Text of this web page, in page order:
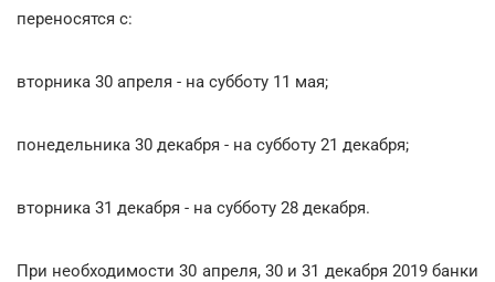
переносятся с:
вторника 30 апреля - на субботу 11 мая;
понедельника 30 декабря - на субботу 21 декабря;
вторника 31 декабря - на субботу 28 декабря.
При необходимости 30 апреля, 30 и 31 декабря 2019 банки